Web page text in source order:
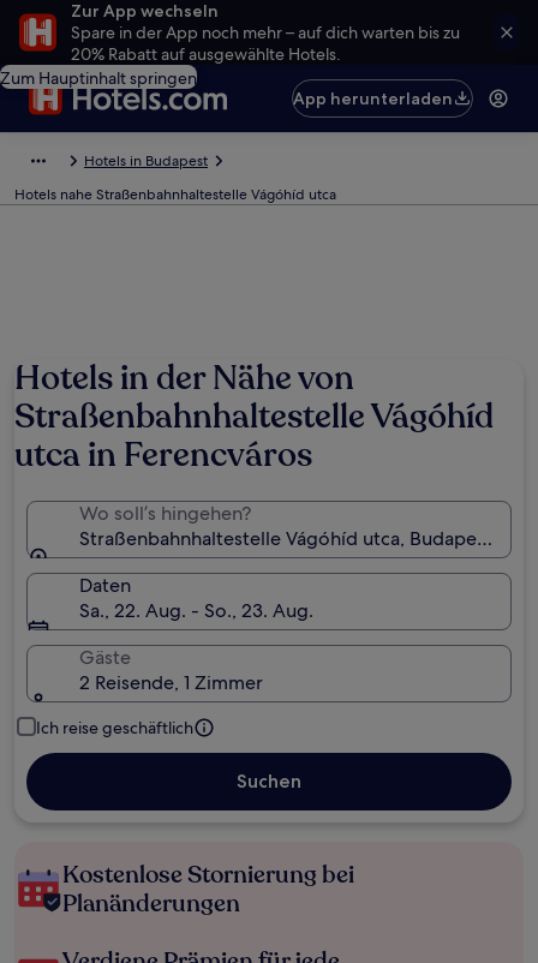
Zur App wechseln
Spare in der App noch mehr – auf dich warten bis zu
20% Rabatt auf ausgewählte Hotels.
Zum Hauptinhalt springen
App herunterladen
Hotels in Budapest
Hotels nahe Straßenbahnhaltestelle Vágóhíd utca
Hotels in der Nähe von
Straßenbahnhaltestelle Vágóhíd
utca in Ferencváros
Wo soll’s hingehen?
Straßenbahnhaltestelle Vágóhíd utca, Budapest,
Daten
Sa., 22. Aug. - So., 23. Aug.
Gäste
2 Reisende, 1 Zimmer
Ich reise geschäftlich
Suchen
Kostenlose Stornierung bei
Planänderungen